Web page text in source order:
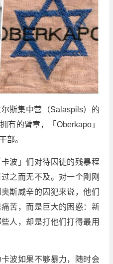
斯集中营（Salaspils）的
有的臂章，「Oberkapo」
部。
波」们对待囚徒的残暴程
之而无不及。对一个刚刚
斯威辛的囚犯来说，他们
苦，而是巨大的困惑：新
人，却是打他们打得最用
波如果不够暴力，随时会